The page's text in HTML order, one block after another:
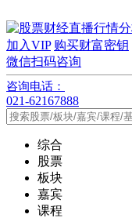
加入VIP 购买财富密钥
微信扫码咨询
咨询电话：
021-62167888
综合
股票
板块
嘉宾
课程